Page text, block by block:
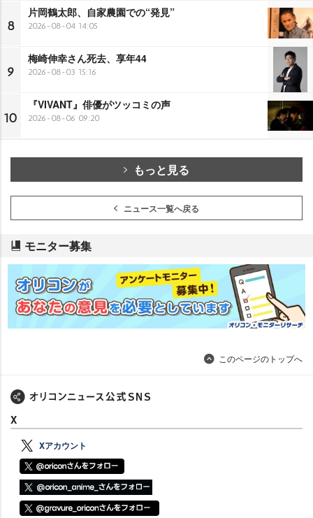
8
片岡鶴太郎、自家農園での“発見”
2026-08-04 14:05
9
梅崎伸幸さん死去、享年44
2026-08-03 15:16
10
『VIVANT』俳優がツッコミの声
2026-08-06 09:20
もっと見る
ニュース一覧へ戻る
モニター募集
このページのトップへ
X
Xアカウント